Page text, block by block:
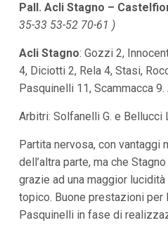
n
u
p
r
i
n
i
a
i
V
i
a
Pall. Acli Stagno –
35-33 53-52 70-61 )
Acli Stagno: Gozzi 2,
4, Diciotti 2, Rela 4, Stasi,
Pasquinelli 11, Scammacca
Arbitri: Solfanelli G. e Bellucci
Partita nervosa, con vantaggi
dell’altra parte, ma che
grazie ad una maggior
topico. Buone prestazioni per
Pasquinelli in fase di